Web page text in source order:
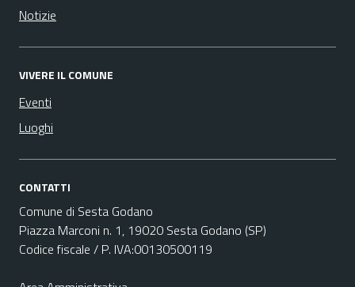
Notizie
VIVERE IL COMUNE
Eventi
Luoghi
CONTATTI
Comune di Sesta Godano
Piazza Marconi n. 1, 19020 Sesta Godano (SP)
Codice fiscale / P. IVA:00130500119